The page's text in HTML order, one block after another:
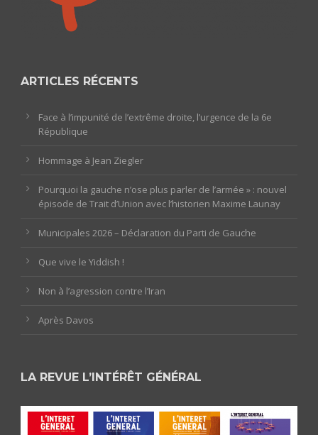
ARTICLES RÉCENTS
Face à l’impunité de l’extrême droite, l’urgence de la 6e
République
Hommage à Jean Ziegler
Pourquoi la gauche n’ose plus parler de l’armée » : nouvel
épisode de Trait d’Union avec l’historien Maxime Launay
Municipales 2026 – Déclaration du Parti de Gauche
Que vive le Yiddish !
Non à l’agression contre l’Iran
Après Davos
LA REVUE L’INTÉRÊT GÉNÉRAL